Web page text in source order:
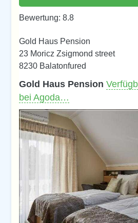
Bewertung: 8.8
Gold Haus Pension
23 Moricz Zsigmond street
8230 Balatonfured
Gold Haus Pension
bei Agoda…